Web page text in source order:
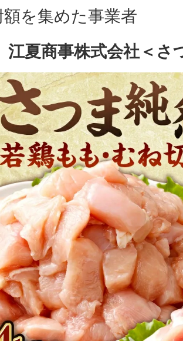
を集めた事業者
江夏商事株式会社＜さ